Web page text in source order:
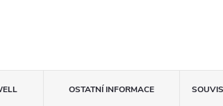
OSTATNÍ INFORMACE